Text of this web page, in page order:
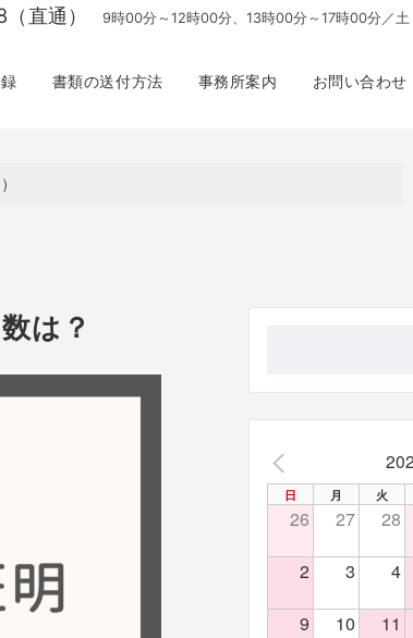
直通） 9時00分～12時00分、13時00分～17時00分／土
書類の送付方法 事務所案内 お問い合わせ
は？
PREV
日 月 火
26 27 28
2 3 4
9 10 11